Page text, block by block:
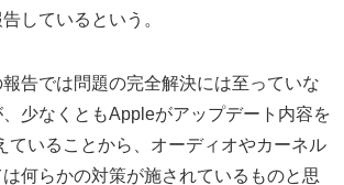
しているという。
告では問題の完全解決には至っていな
少なくともAppleがアップデート内容を
ていることから、オーディオやカーネル
何らかの対策が施されているものと思